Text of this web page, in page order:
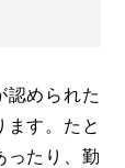
認められた
ます。たと
ったり、勤